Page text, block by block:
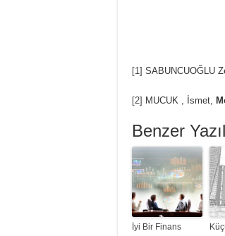
[1] SABUNCUOĞLU
[2] MUCUK , İsmet,
Benzer
İyi Bir Finans